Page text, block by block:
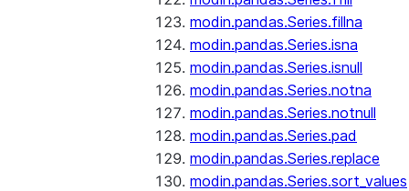
modin.pandas.Series.fillna
modin.pandas.Series.isna
modin.pandas.Series.isnull
modin.pandas.Series.notna
modin.pandas.Series.notnull
modin.pandas.Series.pad
modin.pandas.Series.replace
modin.pandas.Series.sort_values